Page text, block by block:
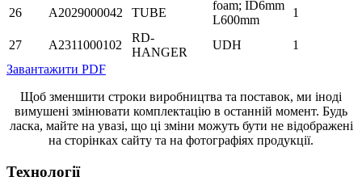
26 A2029000042 TUBE
foam; ID6mm
L600mm
1
27 A2311000102
RD-
HANGER
UDH
1
Завантажити PDF
Щоб зменшити строки виробництва та поставок, ми іноді
вимушені змінювати комплектацію в останній момент. Будь
ласка, майте на увазі, що ці зміни можуть бути не відображені
на сторінках сайту та на фотографіях продукції.
Технології